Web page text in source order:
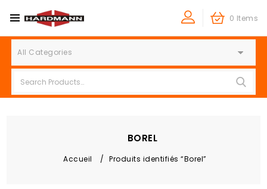
0 Items
All Categories
BOREL
Accueil / Produits identifiés “Borel”